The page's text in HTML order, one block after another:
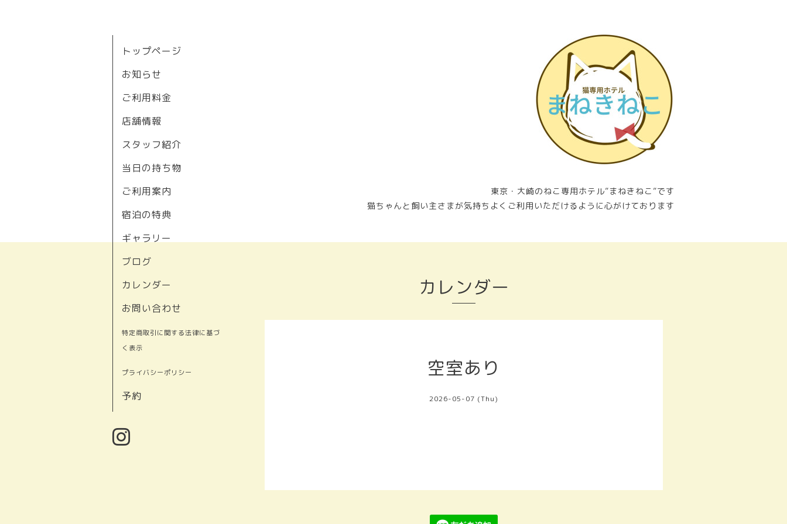
東京・大崎のねこ専用ホテル”まねきねこ”です
猫ちゃんと飼い主さまが気持ちよくご利用いただけるように心がけております
トップページ
お知らせ
ご利用料金
店舗情報
スタッフ紹介
当日の持ち物
ご利用案内
宿泊の特典
ギャラリー
ブログ
カレンダー
お問い合わせ
特定商取引に関する法律に基づ
く表示
プライバシーポリシー
予約
カレンダー
空室あり
2026-05-07 (Thu)